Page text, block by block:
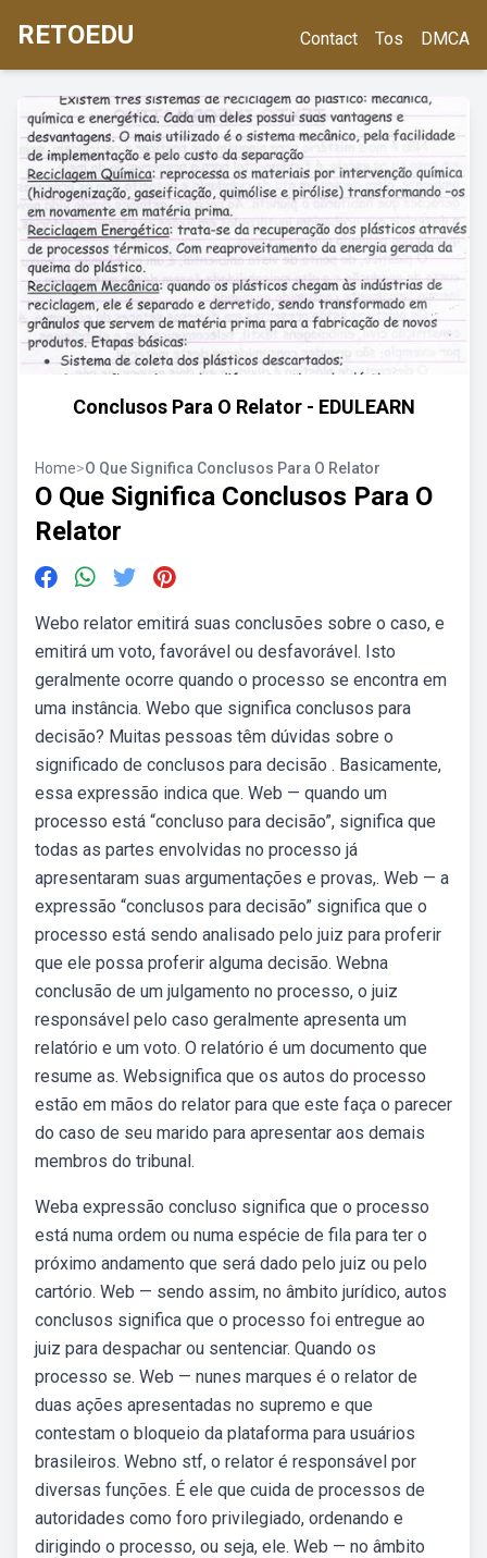
RETOEDU Contact Tos DMCA
Conclusos Para O Relator - EDULEARN
Home>O Que Significa Conclusos Para O Relator
O Que Significa Conclusos Para O
Relator
Webo relator emitirá suas conclusões sobre o caso, e
emitirá um voto, favorável ou desfavorável. Isto
geralmente ocorre quando o processo se encontra em
uma instância. Webo que significa conclusos para
decisão? Muitas pessoas têm dúvidas sobre o
significado de conclusos para decisão . Basicamente,
essa expressão indica que. Web — quando um
processo está “concluso para decisão”, significa que
todas as partes envolvidas no processo já
apresentaram suas argumentações e provas,. Web — a
expressão “conclusos para decisão” significa que o
processo está sendo analisado pelo juiz para proferir
que ele possa proferir alguma decisão. Webna
conclusão de um julgamento no processo, o juiz
responsável pelo caso geralmente apresenta um
relatório e um voto. O relatório é um documento que
resume as. Websignifica que os autos do processo
estão em mãos do relator para que este faça o parecer
do caso de seu marido para apresentar aos demais
membros do tribunal.
Weba expressão concluso significa que o processo
está numa ordem ou numa espécie de fila para ter o
próximo andamento que será dado pelo juiz ou pelo
cartório. Web — sendo assim, no âmbito jurídico, autos
conclusos significa que o processo foi entregue ao
juiz para despachar ou sentenciar. Quando os
processo se. Web — nunes marques é o relator de
duas ações apresentadas no supremo e que
contestam o bloqueio da plataforma para usuários
brasileiros. Webno stf, o relator é responsável por
diversas funções. É ele que cuida de processos de
autoridades como foro privilegiado, ordenando e
dirigindo o processo, ou seja, ele. Web — no âmbito